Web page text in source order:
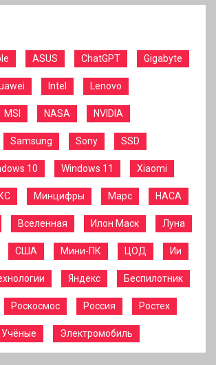
ASUS ChatGPT Gigabyte
Intel Lenovo
MSI NASA NVIDIA
Samsung Sony SSD
10 Windows 11 Xiaomi
Минцифры Марс НАСА
Вселенная Илон Маск Луна
США Мини-ПК ЦОД Ии
Яндекс Беспилотник
Роскосмос Россия Ростех
Учёные Электромобиль